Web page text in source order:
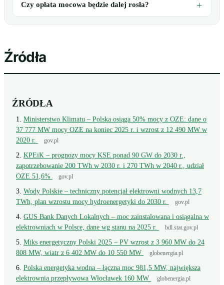
Czy opłata mocowa będzie dalej rosła?
Źródła
ŹRÓDŁA
Ministerstwo Klimatu – Polska osiąga 50% mocy z OZE: dane o
37 777 MW mocy OZE na koniec 2025 r. i wzrost z 12 490 MW w
2020 r.
gov.pl
KPEiK – prognozy mocy KSE ponad 90 GW do 2030 r.,
zapotrzebowanie 200 TWh w 2030 r. i 270 TWh w 2040 r., udział
OZE 51,6%
gov.pl
Wody Polskie – techniczny potencjał elektrowni wodnych 13,7
TWh, plan wzrostu mocy hydroenergetyki do 2030 r.
gov.pl
GUS Bank Danych Lokalnych – moc zainstalowana i osiągalna w
elektrowniach w Polsce, dane wg stanu na 2025 r.
bdl.stat.gov.pl
Miks energetyczny Polski 2025 – PV wzrost z 3 960 MW do 24
808 MW, wiatr z 6 402 MW do 10 550 MW
globenergia.pl
Polska energetyka wodna – łączna moc 981,5 MW, największa
elektrownia przepływowa Włocławek 160 MW
globenergia.pl